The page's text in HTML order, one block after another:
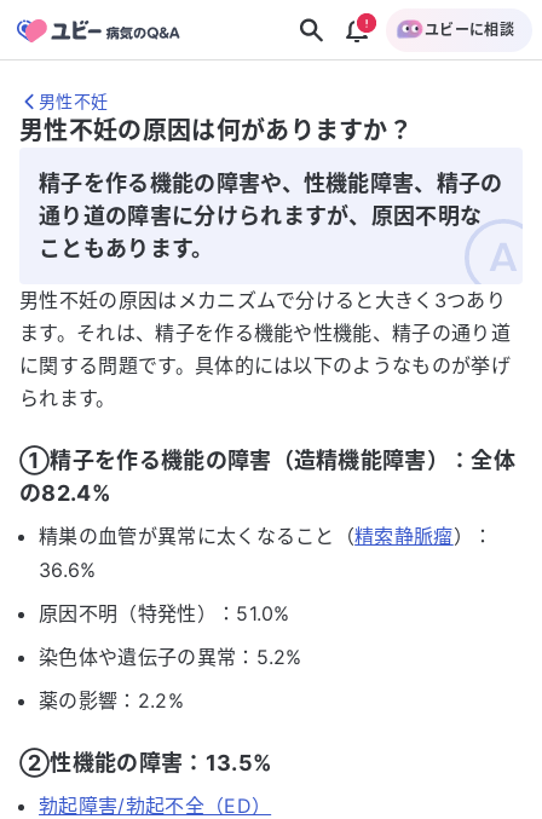
ユビーに相談
男性不妊
男性不妊の原因は何がありますか？
精子を作る機能の障害や、性機能障害、精子の
通り道の障害に分けられますが、原因不明な
こともあります。
男性不妊の原因はメカニズムで分けると大きく3つあり
ます。それは、精子を作る機能や性機能、精子の通り道
に関する問題です。具体的には以下のようなものが挙げ
られます。
①精子を作る機能の障害（造精機能障害）：全体
の82.4%
精巣の血管が異常に太くなること（精索静脈瘤）：
36.6%
原因不明（特発性）：51.0%
染色体や遺伝子の異常：5.2%
薬の影響：2.2%
②性機能の障害：13.5%
勃起障害/勃起不全（ED）